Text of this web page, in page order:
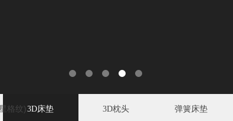
格纹)3D床垫 3D枕头 弹簧床垫